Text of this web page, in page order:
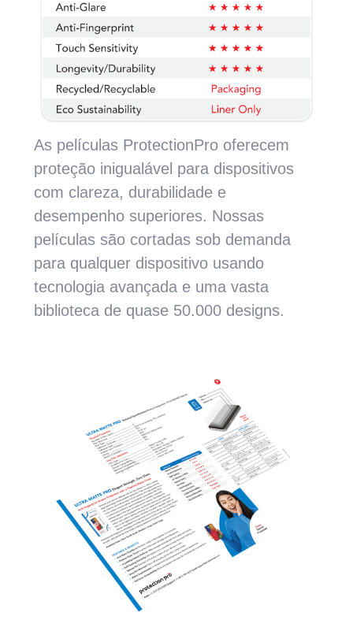
As películas ProtectionPro oferecem
proteção inigualável para dispositivos
com clareza, durabilidade e
desempenho superiores. Nossas
películas são cortadas sob demanda
para qualquer dispositivo usando
tecnologia avançada e uma vasta
biblioteca de quase 50.000 designs.